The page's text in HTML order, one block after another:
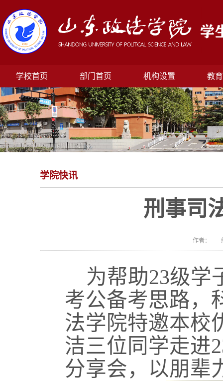
学校首页 部门首页 机构设置 教
学院快讯
刑事司
作者：
为帮助23级学
考公备考思路，
法学院特邀本校
洁三位同学走进
分享会，以朋辈